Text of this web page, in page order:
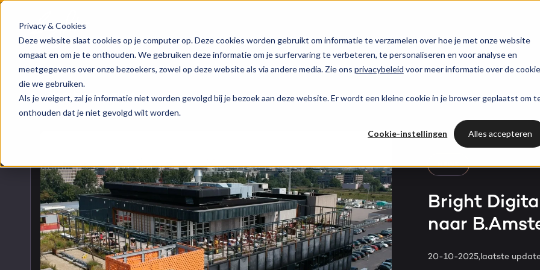
Privacy & Cookies
Deze website slaat cookies op je computer op. Deze cookies worden gebruikt om informatie te verzamelen over hoe je met onze website
omgaat en om je te onthouden. We gebruiken deze informatie om je surfervaring te verbeteren, te personaliseren en voor analyse en
meetgegevens over onze bezoekers, zowel op deze website als via andere media. Zie ons privacybeleid voor meer informatie over de
die we gebruiken.
Als je weigert, zal je informatie niet worden gevolgd bij je bezoek aan deze website. Er wordt een kleine cookie in je browser geplaatst om
onthouden dat je niet gevolgd wilt worden.
Cookie-instellingen Alles accepteren
HubSpot implementatie
HubSpot automations
HubSpot integraties
HubSpot maatwerk
Groeistrategie
Digital marketing
AI services
HubSpot websites
Modules & templates
Growth-driven design
Over ons
Team
Contact
HubSpot partner
Awards
Gratis
Blog
Events & webinars HUBSPOT NIEUWSBRIEF
Op de hoogte
HubSpot nieuws?
Schrijf je nu in!
HubSpot integraties
HubSpot trainingen
Branches
WELKOM BIJ BRIGHT
Inspiratie
LAAT JE INSPIREREN
HubSpot
Could not loads
Naar blogoverzicht
NEWS
Bright
naar
20-10-2025,laatste